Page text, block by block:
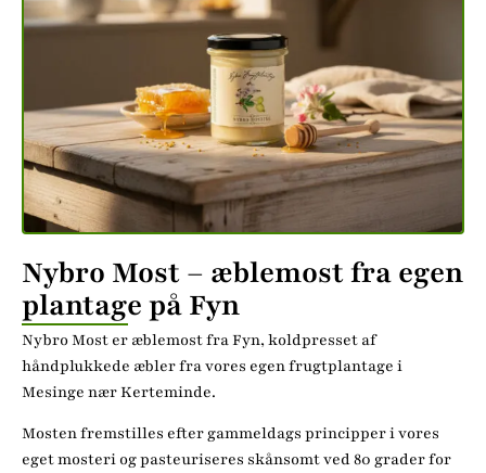
Nybro Most – æblemost fra egen
plantage på Fyn
Nybro Most er æblemost fra Fyn, koldpresset af
håndplukkede æbler fra vores egen frugtplantage i
Mesinge nær Kerteminde.
Mosten fremstilles efter gammeldags principper i vores
eget mosteri og pasteuriseres skånsomt ved 80 grader for